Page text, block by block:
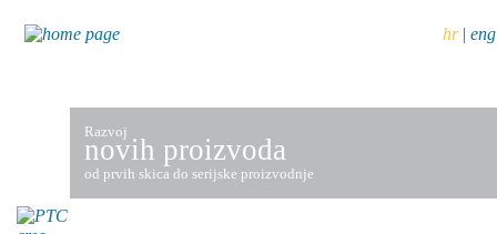
hr| eng
Razvoj
novih proizvoda
od prvih skica do serijske proizvodnje